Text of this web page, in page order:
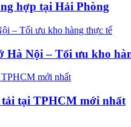
hợp tại Hải Phòng
Hà Nội – Tối ưu kho
tại TPHCM mới nhất